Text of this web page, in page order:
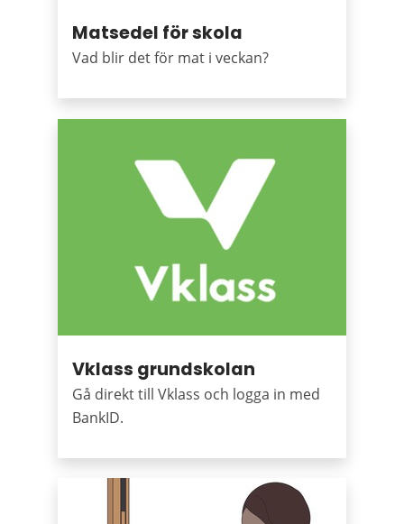
Matsedel för skola
Vad blir det för mat i veckan?
Vklass grundskolan
Gå direkt till Vklass och logga in med
BankID.